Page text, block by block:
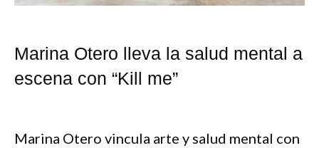
Marina Otero lleva la salud mental a
escena con “Kill me”
Marina Otero vincula arte y salud mental con